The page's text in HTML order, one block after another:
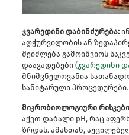
ჯვარედინი დაბინძურება:
აღჭურვილობის ან
შეიძლება გამოიწვიოს
დაავადებები (ჯვარედინი
მნიშვნელოვანია
სანიტარული პროცედურები.
მიკრობიოლოგიური
აქვთ დაბალი pH, რაც
ზრდას. ამასთან,